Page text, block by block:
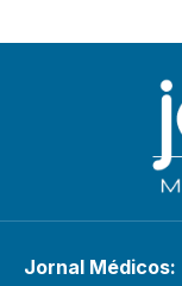
Jornal Médicos: